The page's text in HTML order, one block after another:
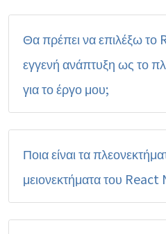
Θα πρέπει να επιλέξω
εγγενή ανάπτυξη ως το
για το έργο μου;
Ποια είναι τα
μειονεκτήματα του